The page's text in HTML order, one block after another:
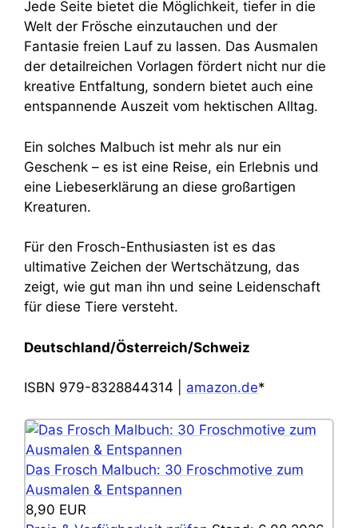
Jede Seite bietet die Möglichkeit, tiefer in die
Welt der Frösche einzutauchen und der
Fantasie freien Lauf zu lassen. Das Ausmalen
der detailreichen Vorlagen fördert nicht nur die
kreative Entfaltung, sondern bietet auch eine
entspannende Auszeit vom hektischen Alltag.
Ein solches Malbuch ist mehr als nur ein
Geschenk – es ist eine Reise, ein Erlebnis und
eine Liebeserklärung an diese großartigen
Kreaturen.
Für den Frosch-Enthusiasten ist es das
ultimative Zeichen der Wertschätzung, das
zeigt, wie gut man ihn und seine Leidenschaft
für diese Tiere versteht.
Deutschland/Österreich/Schweiz
ISBN 979-8328844314 | amazon.de*
Das Frosch Malbuch: 30 Froschmotive zum
Ausmalen & Entspannen
8,90 EUR